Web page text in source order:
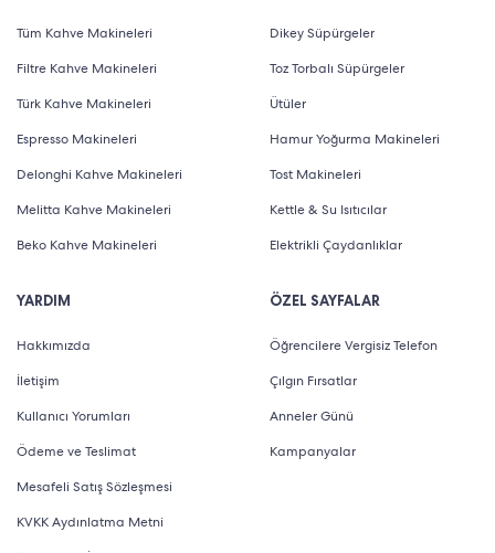
Tüm Kahve Makineleri
Filtre Kahve Makineleri
Türk Kahve Makineleri
Espresso Makineleri
Delonghi Kahve Makineleri
Melitta Kahve Makineleri
Beko Kahve Makineleri
YARDIM
Hakkımızda
İletişim
Kullanıcı Yorumları
Ödeme ve Teslimat
Mesafeli Satış Sözleşmesi
KVKK Aydınlatma Metni
Dikey Süpürgeler
Toz Torbalı Süpürgeler
Ütüler
Hamur Yoğurma Makineleri
Tost Makineleri
Kettle & Su Isıtıcılar
Elektrikli Çaydanlıklar
ÖZEL SAYFALAR
Öğrencilere Vergisiz Telefon
Çılgın Fırsatlar
Anneler Günü
Kampanyalar